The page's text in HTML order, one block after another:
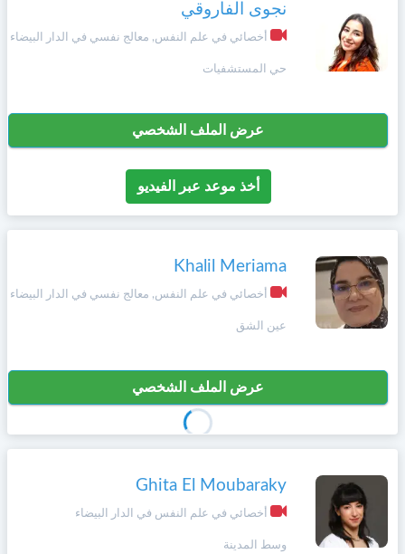
نجوى الفاروقي
أخصائي في علم النفس, معالج نفسي في الدار البيضاء
حي المستشفيات
عرض الملف الشخصي
أخذ موعد عبر الفيديو
Khalil Meriama
أخصائي في علم النفس, معالج نفسي في الدار البيضاء
عين الشق
عرض الملف الشخصي
Ghita El Moubaraky
أخصائي في علم النفس في الدار البيضاء
وسط المدينة